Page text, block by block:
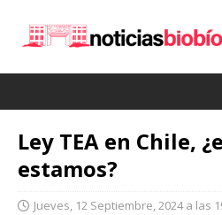
Ley TEA en Chile,
estamos?
Jueves, 12 Septiembre, 2024 a las